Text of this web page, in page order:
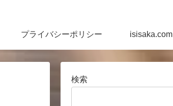
プライバシーポリシー isisaka.com
検索